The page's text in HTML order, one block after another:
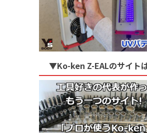
▼Ko-ken Z-EALのサイト